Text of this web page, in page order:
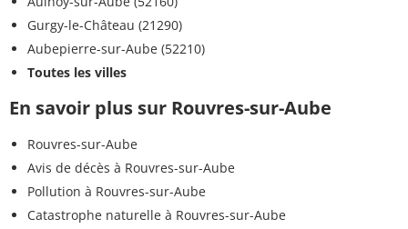
Gurgy-le-Château (21290)
Aubepierre-sur-Aube (52210)
Toutes les villes
En savoir plus sur Rouvres-sur-Aube
Rouvres-sur-Aube
Avis de décès à Rouvres-sur-Aube
Pollution à Rouvres-sur-Aube
Catastrophe naturelle à Rouvres-sur-Aube